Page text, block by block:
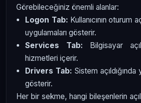
Görebileceğiniz önemli alanlar:
Logon Tab: Kullanıcının oturum
uygulamaları gösterir.
Services Tab: Bilgisayar
hizmetleri içerir.
Drivers Tab: Sistem
gösterir.
Her bir sekme, hangi bileşenlerin